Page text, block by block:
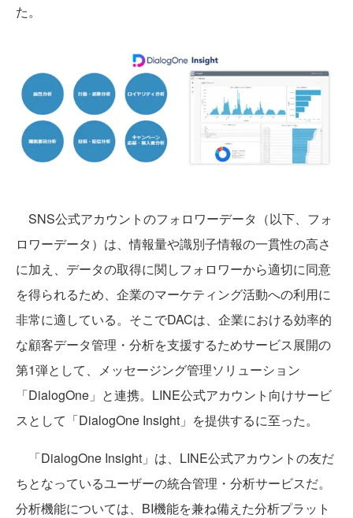
た。
SNS公式アカウントのフォロワーデータ（以下、フォ
ロワーデータ）は、情報量や識別子情報の一貫性の高さ
に加え、データの取得に関しフォロワーから適切に同意
を得られるため、企業のマーケティング活動への利用に
非常に適している。そこでDACは、企業における効率的
な顧客データ管理・分析を支援するためサービス展開の
第1弾として、メッセージング管理ソリューション
「DialogOne」と連携。LINE公式アカウント向けサービ
スとして「DialogOne Insight」を提供するに至った。
「DialogOne Insight」は、LINE公式アカウントの友だ
ちとなっているユーザーの統合管理・分析サービスだ。
分析機能については、BI機能を兼ね備えた分析プラット